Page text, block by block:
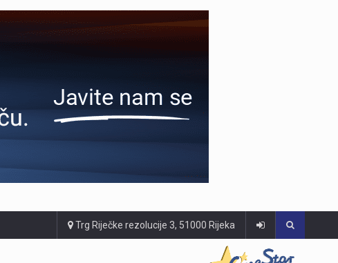
Trg Riječke rezolucije 3, 51000 Rijeka